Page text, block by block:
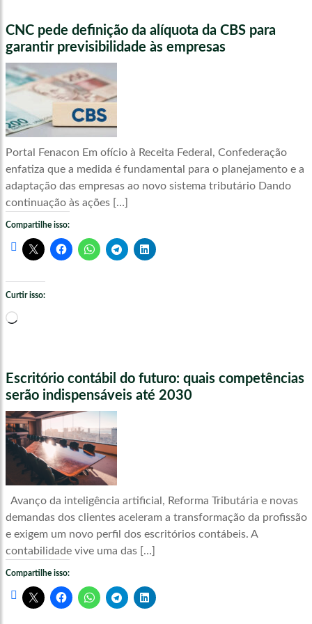
CNC pede definição da alíquota da CBS para
garantir previsibilidade às empresas
Portal Fenacon Em ofício à Receita Federal, Confederação
enfatiza que a medida é fundamental para o planejamento e a
adaptação das empresas ao novo sistema tributário Dando
continuação às ações […]
Compartilhe isso:
Curtir isso:
Carregando...
Escritório contábil do futuro: quais competências
serão indispensáveis até 2030
Avanço da inteligência artificial, Reforma Tributária e novas
demandas dos clientes aceleram a transformação da profissão
e exigem um novo perfil dos escritórios contábeis. A
contabilidade vive uma das […]
Compartilhe isso: